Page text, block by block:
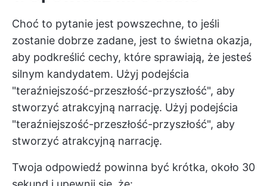
Choć to pytanie jest powszechne, to jeśli
zostanie dobrze zadane, jest to świetna okazja,
aby podkreślić cechy, które sprawiają, że jesteś
silnym kandydatem. Użyj podejścia
"teraźniejszość-przeszłość-przyszłość", aby
stworzyć atrakcyjną narrację. Użyj podejścia
"teraźniejszość-przeszłość-przyszłość", aby
stworzyć atrakcyjną narrację.
Twoja odpowiedź powinna być krótka, około 30